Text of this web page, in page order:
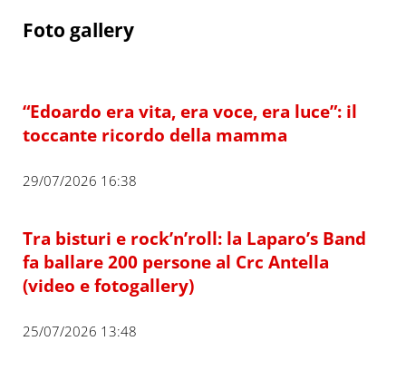
Foto gallery
“Edoardo era vita, era voce, era luce”: il
toccante ricordo della mamma
29/07/2026 16:38
Tra bisturi e rock’n’roll: la Laparo’s Band
fa ballare 200 persone al Crc Antella
(video e fotogallery)
25/07/2026 13:48